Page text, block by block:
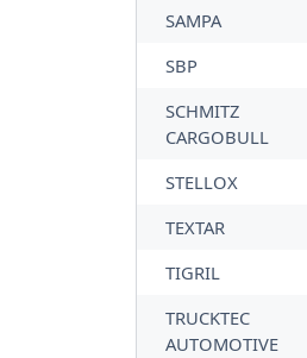
SAMPA
SBP
SCHMITZ
CARGOBULL
STELLOX
TEXTAR
TIGRIL
TRUCKTEC
AUTOMOTIVE